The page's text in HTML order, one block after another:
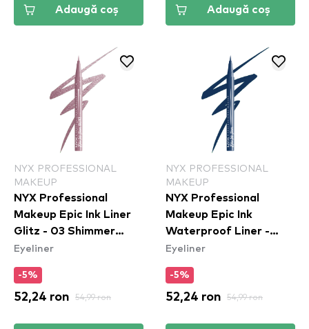
Adaugă coș Adaugă coș
NYX PROFESSIONAL
MAKEUP
NYX Professional
Makeup Epic Ink Liner
Glitz - 03 Shimmer
Stitch
Eyeliner
-5%
52,24 ron 54,99 ron
NYX PROFESSIONAL
MAKEUP
NYX Professional
Makeup Epic Ink
Waterproof Liner -
Mid(night) Rise
Eyeliner
-5%
52,24 ron 54,99 ron